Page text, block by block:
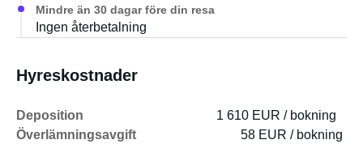
handsfree-system, etc. etc.
helst med hjälp av fritidsbatterierna i bodelen via en enkel
brytare (-> ingen anledning att oroa sig för att startbatteriet
Mindre än 30 dagar före din resa
Ingen återbetalning
Hyreskostnader
Deposition
1 610 EUR / bokning
Överlämningsavgift
58 EUR / bokning